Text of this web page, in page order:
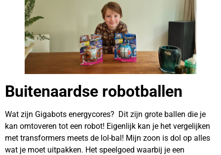
Buitenaardse robotballen
Wat zijn Gigabots energycores? Dit zijn grote ballen die je
kan omtoveren tot een robot! Eigenlijk kan je het vergelijken
met transformers meets de lol-bal! Mijn zoon is dol op alles
wat je moet uitpakken. Het speelgoed waarbij je een